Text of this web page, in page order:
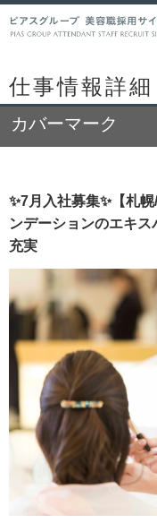
仕事情報詳細
カバーマーク
✨7月入社募集✨【札
ンデーションのエキ
充実